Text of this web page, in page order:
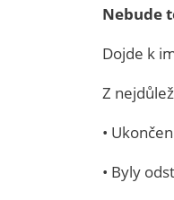
Nebude
Dojde k
Z
•
• Byly